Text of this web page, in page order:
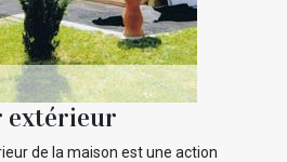
extérieur
de la maison est une action